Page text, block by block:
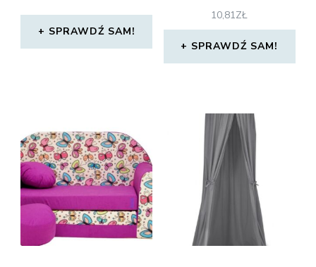
SPRAWDŹ SAM!
10,81ZŁ
SPRAWDŹ SAM!